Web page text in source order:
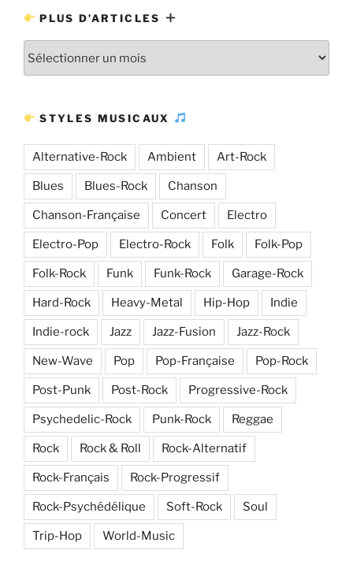
PLUS D’ARTICLES
STYLES MUSICAUX
Alternative-Rock Ambient Art-Rock
Blues Blues-Rock Chanson
Chanson-Française Concert Electro
Electro-Pop Electro-Rock Folk Folk-Pop
Folk-Rock Funk Funk-Rock Garage-Rock
Hard-Rock Heavy-Metal Hip-Hop Indie
Indie-rock Jazz Jazz-Fusion Jazz-Rock
New-Wave Pop Pop-Française Pop-Rock
Post-Punk Post-Rock Progressive-Rock
Psychedelic-Rock Punk-Rock Reggae
Rock Rock & Roll Rock-Alternatif
Rock-Français Rock-Progressif
Rock-Psychédélique Soft-Rock Soul
Trip-Hop World-Music